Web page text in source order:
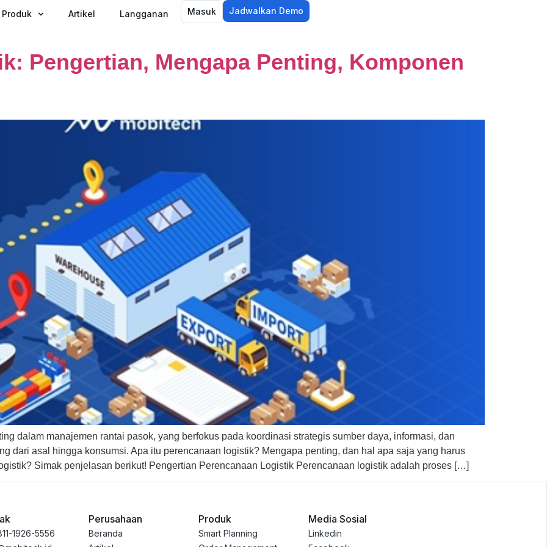
Produk Artikel Langganan Masuk Jadwalkan Demo
logistik
Pengertian, Mengapa Penting, Komponen
dalam manajemen rantai pasok, yang berfokus pada koordinasi strategis sumber daya, informasi, dan
dari asal hingga konsumsi. Apa itu perencanaan logistik? Mengapa penting, dan hal apa saja yang harus
Simak penjelasan berikut! Pengertian Perencanaan Logistik Perencanaan logistik adalah proses […]
1926-5556
Perusahaan
Beranda
Produk
Smart Planning
Media Sosial
Linkedin